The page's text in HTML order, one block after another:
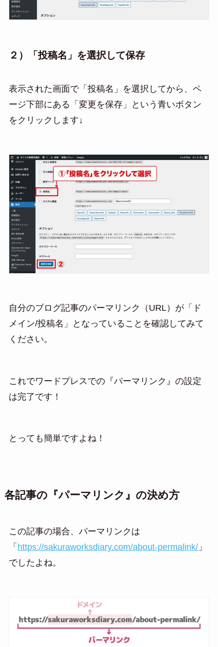
２）「投稿名」を選択して保存
表示された画面で「投稿名」を選択してから、ペ
ージ下部にある「変更を保存」という青いボタン
をクリックします↓
自分のブログ記事のパーマリンク（URL）が「ド
メイン/投稿名」となっていることを確認してみて
ください。
これでワードプレスでの『パーマリンク』の設定
は完了です！
とっても簡単ですよね！
各記事の『パーマリンク』の決め方
この記事の場合、パーマリンクは
「 https://sakuraworksdiary.com/about-permalink/」
でしたよね。